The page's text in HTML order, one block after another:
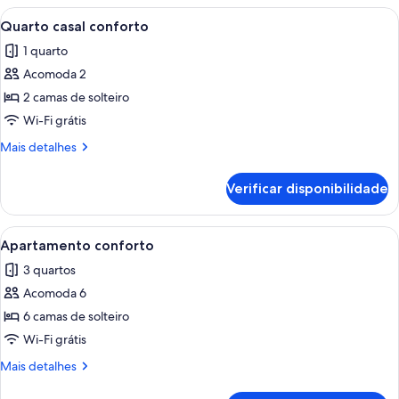
urbano
Carrega
todas
as
fotos
de
Quarto
casal
Quarto de hotel moderno com uma
5
Quarto casal conforto
1 quarto
Acomoda 2
2 camas de solteiro
Wi-Fi grátis
Mais detalhes
Mais
casal
conforto
Verificar disponibilidade
Carrega
todas
as
fotos
de
Apartamento
conforto
Quarto pequeno e limpo, com duas
5
Apartamento conforto
3 quartos
Acomoda 6
6 camas de solteiro
Wi-Fi grátis
Mais detalhes
Mais